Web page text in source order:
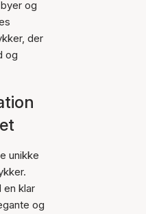
og
der
og
unikke
en klar
og